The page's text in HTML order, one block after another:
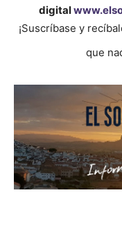
digital
¡Suscríbase y
que